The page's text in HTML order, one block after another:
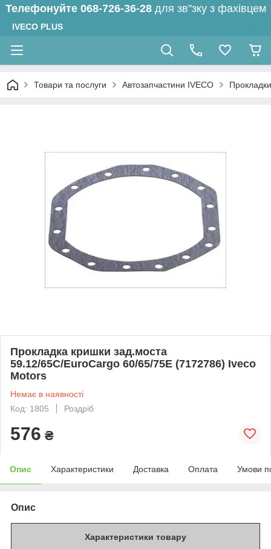
Телефонуйте 068-726-36-28 для зв"зку з фахівцем
IVECO PLUS
Товари та послуги Автозапчастини IVECO Прокладки
Прокладка кришки зад.моста
59.12/65C/EuroCargo 60/65/75E (7172786) Iveco
Motors
Немає в наявності
Код: 1805
Роздріб
576 ₴
Опис Характеристики Доставка Оплата Умови
Опис
Характеристики товару